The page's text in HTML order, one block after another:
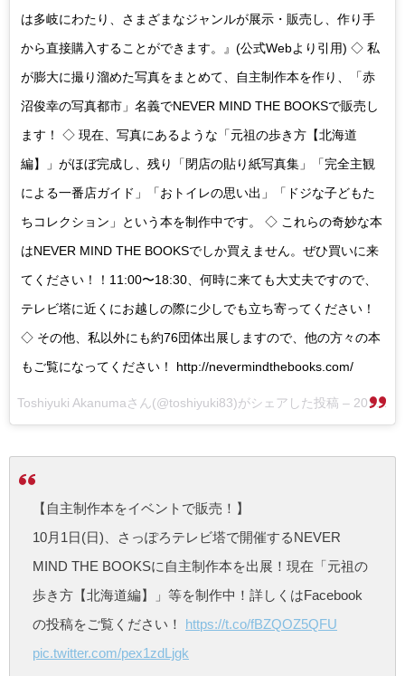
は多岐にわたり、さまざまなジャンルが展示・販売し、作り手
から直接購入することができます。』(公式Webより引用) ◇ 私
が膨大に撮り溜めた写真をまとめて、自主制作本を作り、「赤
沼俊幸の写真都市」名義でNEVER MIND THE BOOKSで販売し
ます！ ◇ 現在、写真にあるような「元祖の歩き方【北海道
編】」がほぼ完成し、残り「閉店の貼り紙写真集」「完全主観
による一番店ガイド」「おトイレの思い出」「ドジな子どもた
ちコレクション」という本を制作中です。 ◇ これらの奇妙な本
はNEVER MIND THE BOOKSでしか買えません。ぜひ買いに来
てください！！11:00〜18:30、何時に来ても大丈夫ですので、
テレビ塔に近くにお越しの際に少しでも立ち寄ってください！
◇ その他、私以外にも約76団体出展しますので、他の方々の本
もご覧になってください！ http://nevermindthebooks.com/
Toshiyuki Akanumaさん(@toshiyuki83)がシェアした投稿 – 2017 8月 27 9:25午後 PDT
【自主制作本をイベントで販売！】
10月1日(日)、さっぽろテレビ塔で開催するNEVER
MIND THE BOOKSに自主制作本を出展！現在「元祖の
歩き方【北海道編】」等を制作中！詳しくはFacebook
の投稿をご覧ください！ https://t.co/fBZQOZ5QFU
pic.twitter.com/pex1zdLjgk